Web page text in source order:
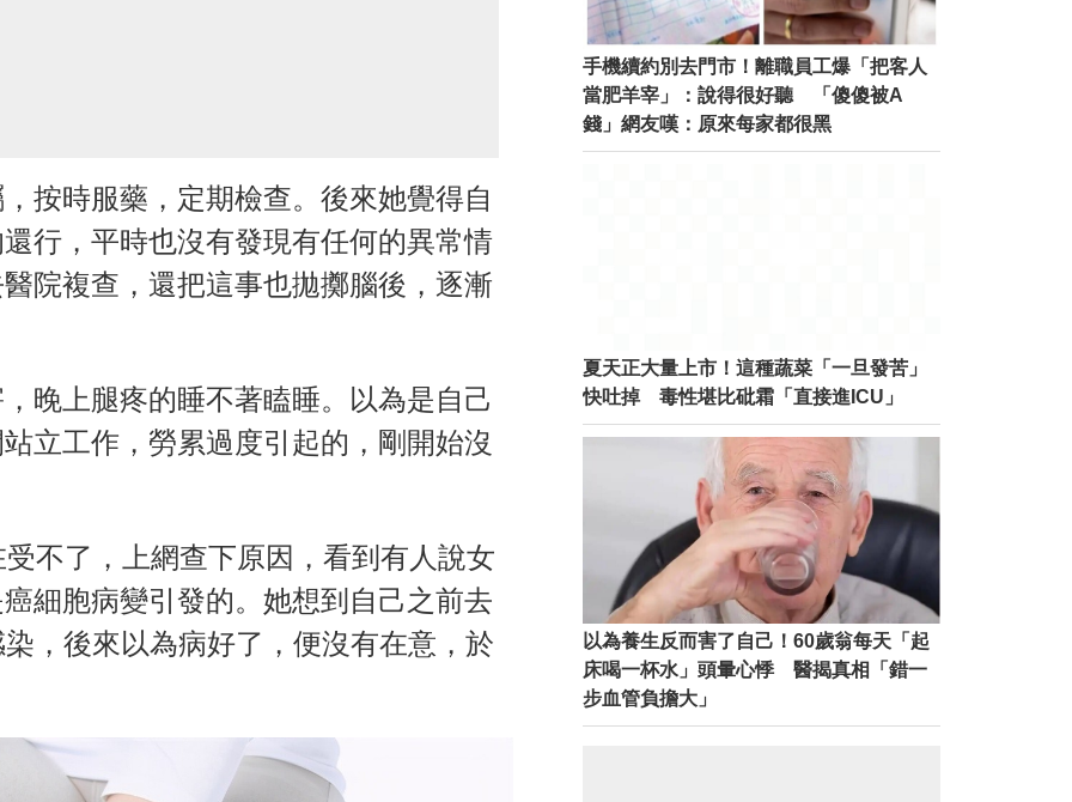
按時服藥，定期檢查。後來她覺得自
行，平時也沒有發現有任何的異常情
院複查，還把這事也拋擲腦後，逐漸
晚上腿疼的睡不著瞌睡。以為是自己
立工作，勞累過度引起的，剛開始沒
不了，上網查下原因，看到有人說女
細胞病變引發的。她想到自己之前去
，後來以為病好了，便沒有在意，於
手機續約別去門市！離職員工爆「把客人
當肥羊宰」：說得很好聽 「傻傻被A
錢」網友嘆：原來每家都很黑
夏天正大量上市！這種蔬菜「一旦發苦」
快吐掉 毒性堪比砒霜「直接進ICU」
以為養生反而害了自己！60歲翁每天「起
床喝一杯水」頭暈心悸 醫揭真相「錯一
步血管負擔大」